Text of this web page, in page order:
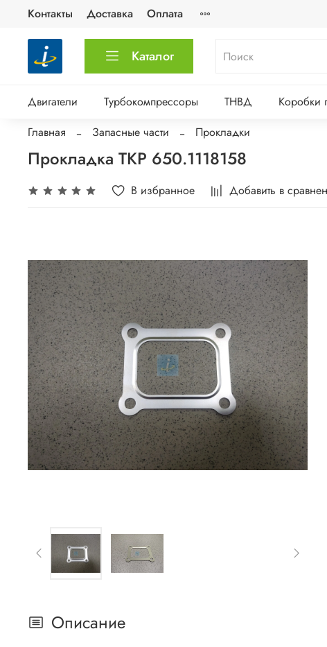
Контакты Доставка Оплата
Каталог
Двигатели Турбокомпрессоры ТНВД Коробки
Главная
Запасные части Прокладки
Прокладка ТКР 650.1118158
В избранное Добавить в
Описание